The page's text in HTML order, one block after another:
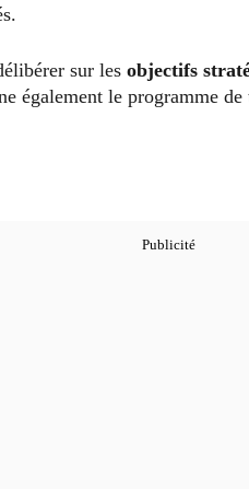
sur les objectifs
également le programme